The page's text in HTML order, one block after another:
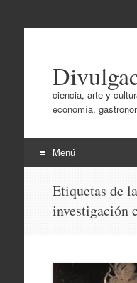
ciencia, arte y
economía,
Menú
contenido
Etiquetas de
investigación